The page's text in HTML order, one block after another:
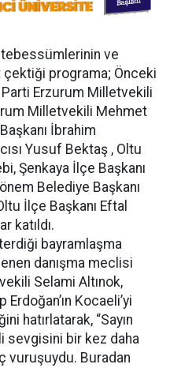
ve
programa; Önceki
Parti Erzurum Milletvekili
Milletvekili Mehmet
İbrahim
Yusuf Bektaş , Oltu
Şenkaya İlçe Başkanı
Belediye Başkanı
İlçe Başkanı Eftal
katıldı.
bayramlaşma
danışma meclisi
Selami Altınok,
Kocaeli’yi
hatırlatarak, “Sayın
sevgisini bir kez daha
vuruşuydu. Buradan